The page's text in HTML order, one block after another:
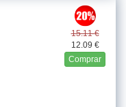
15.11 €
12.09 €
Comprar